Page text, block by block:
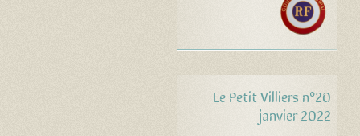
Le Petit Villiers n°20
janvier 2022